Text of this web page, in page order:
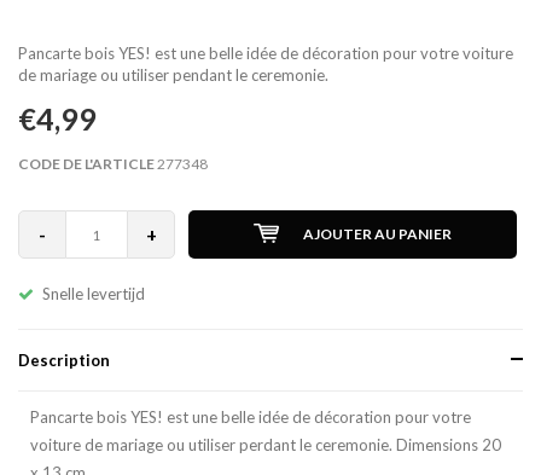
Pancarte bois YES! est une belle idée de décoration pour votre voiture
de mariage ou utiliser pendant le ceremonie.
€4,99
CODE DE L'ARTICLE277348
- + AJOUTER AU PANIER
Snelle levertijd
Description
Pancarte bois YES! est une belle idée de décoration pour votre
voiture de mariage ou utiliser perdant le ceremonie. Dimensions 20